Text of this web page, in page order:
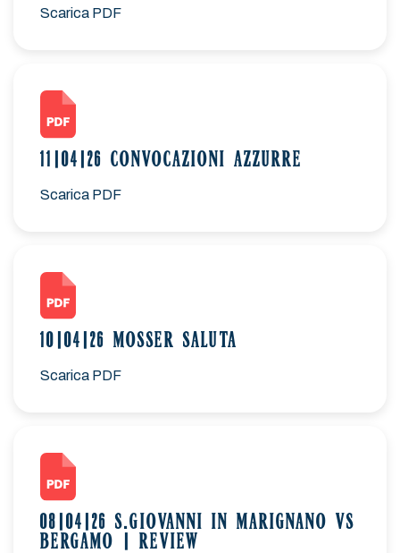
Scarica PDF
11|04|26 CONVOCAZIONI AZZURRE
Scarica PDF
10|04|26 MOSSER SALUTA
Scarica PDF
08|04|26 S.GIOVANNI IN MARIGNANO VS
BERGAMO | REVIEW